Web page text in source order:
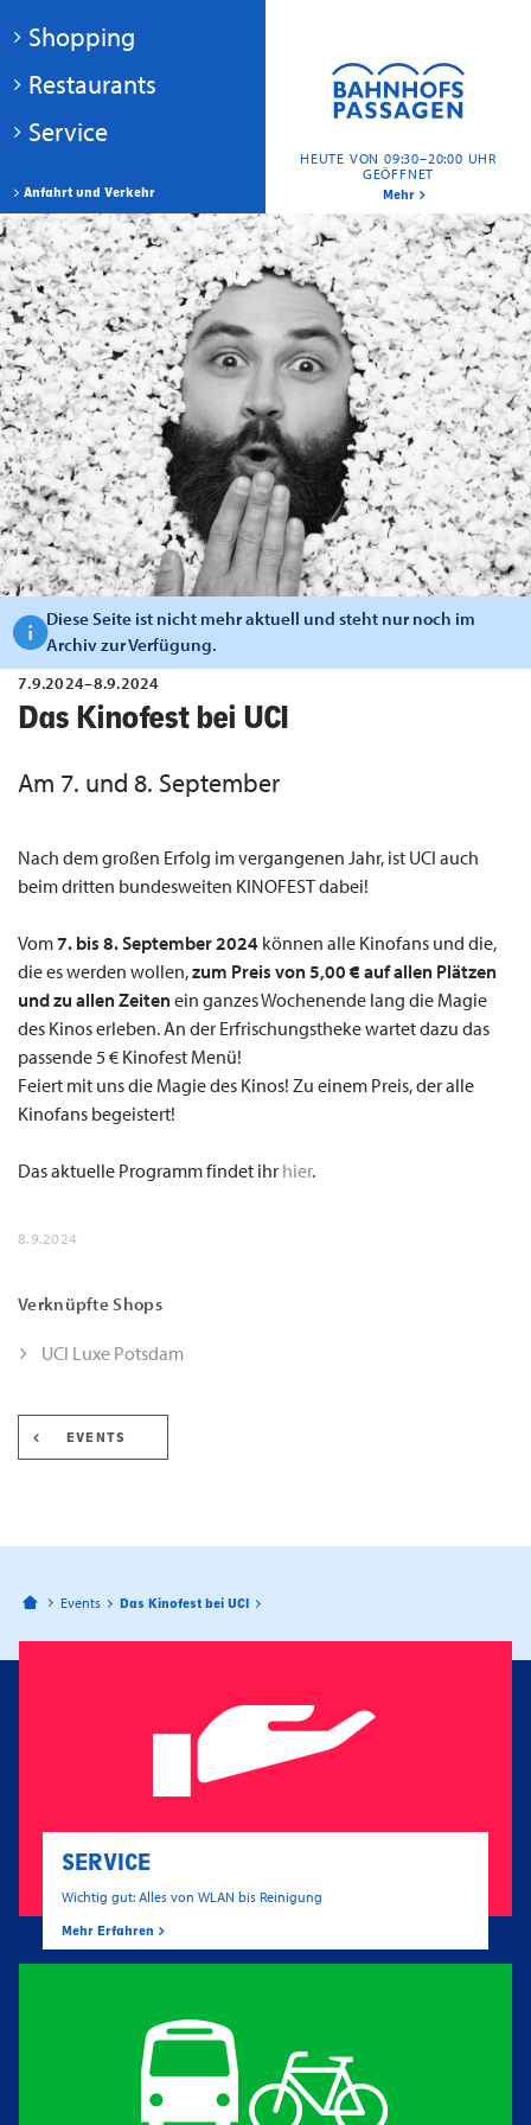
HEUTE VON 09:30–20:00 UHR
GEÖFFNET
Mehr
Anfahrt und Verkehr
Shopping
Restaurants
Service
Diese Seite ist nicht mehr aktuell und steht nur noch im
Archiv zur Verfügung.
7.9.2024–8.9.2024
Das Kinofest bei UCI
Am 7. und 8. September
Nach dem großen Erfolg im vergangenen Jahr, ist UCI auch
beim dritten bundesweiten KINOFEST dabei!
Vom7. bis 8. September 2024 können alle Kinofans und die,
die es werden wollen,zum Preis von5,00 € auf allen Plätzen
und zu allen Zeitenein ganzes Wochenende lang die Magie
des Kinos erleben. An der Erfrischungstheke wartet dazu das
passende 5 € Kinofest Menü!
Feiert mit uns die Magie des Kinos! Zu einem Preis, der alle
Kinofans begeistert!
Das aktuelle Programm findet ihr hier.
8.9.2024
Verknüpfte Shops
UCI Luxe Potsdam
EVENTS
Bahnhofspassagen Potsdam
Events Das Kinofest bei UCI
SERVICE
Wichtig gut: Alles von WLAN bis Reinigung
Mehr Erfahren